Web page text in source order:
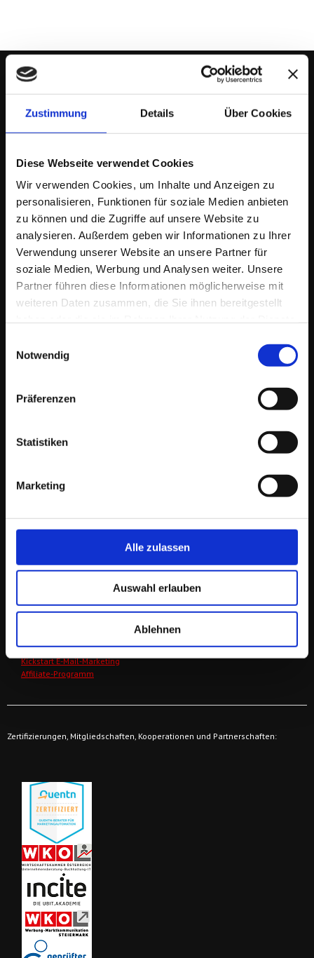
Zustimmung Details Über Cookies
Diese Webseite verwendet Cookies
Wir verwenden Cookies, um Inhalte und Anzeigen zu
personalisieren, Funktionen für soziale Medien anbieten
zu können und die Zugriffe auf unsere Website zu
analysieren. Außerdem geben wir Informationen zu Ihrer
Verwendung unserer Website an unsere Partner für
soziale Medien, Werbung und Analysen weiter. Unsere
Partner führen diese Informationen möglicherweise mit
weiteren Daten zusammen, die Sie ihnen bereitgestellt
Notwendig
Präferenzen
Statistiken
Marketing
Alle zulassen
Auswahl erlauben
Ablehnen
EINFACH.DERFRIESE
der Online Kommunikation und im Online-Marketing als
Umsetzung. Zusätzlich biete ich dazu maßgeschneiderte
Dienstleistungen.
Zielgruppen sind Einzelpersonen, EPU/KMU. Historisch bedingt bin ich
parallel auch als
Berater & Dienstleister
für eine Auswahl
größerer Unternehmen im In- & Ausland tätig.
Service Ö: +43 (1) 205 108 5504
WICHTIGE LINKS
Orientierungsgespräch buchen
Über unsere Stammtische
Kickstart E-Mail-Marketing
Affiliate-Programm
Zertifizierungen, Mitgliedschaften, Kooperationen und Partnerschaften: